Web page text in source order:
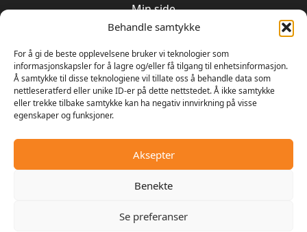
Behandle samtykke
For å gi de beste opplevelsene bruker vi teknologier som
informasjonskapsler for å lagre og/eller få tilgang til enhetsinformasjon.
Å samtykke til disse teknologiene vil tillate oss å behandle data som
nettleseratferd eller unike ID-er på dette nettstedet. Å ikke samtykke
eller trekke tilbake samtykke kan ha negativ innvirkning på visse
egenskaper og funksjoner.
Aksepter
Benekte
Se preferanser
Min side
Utleie
Verksted
Om oss
Våren 1989 bestemte Ulrik Olseng og Dagfinn
av motorsager og gressklippere. Bedriften fikk
navnet Hagemaskiner AS, og lokalene var den gamle
© 2025 - Digipos AS